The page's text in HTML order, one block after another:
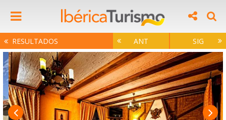
RESULTADOS ANT SIG